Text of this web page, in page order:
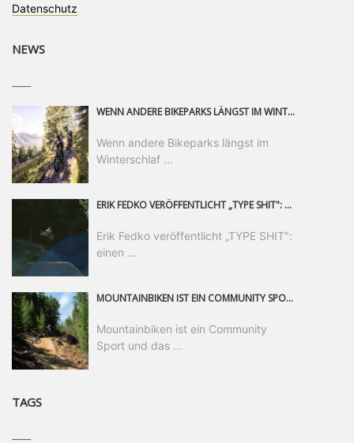
Datenschutz
NEWS
WENN ANDERE BIKEPARKS LÄNGST IM WINTERSCHLAF SIND, IST MAN IN SAALFELDEN LEOGANG IMMER NOCH AM MOUNTAINBIKEN. IST DER HERBST DIE SCHÖNSTE ZEIT DES JAHRES? AUF DEN TRAILS RUND UM SAALFELDEN LEOGANG UND IM EPIC BIKEPARK LEOGANG IST ER DAS AUF JEDEN FALL – UND DIE GEFÜHLT DIE LÄNGSTE NOCH DAZU. NOCH BIS MINDESTENS 8. NOVEMBER STEHT DAS PINZGAUER MOUNTAINBIKE-PARADIES ALLEN RIDERN OFFEN, DIE EINFACH NICHT GENUG KRIEGEN KÖNNEN. DABEI HÄLT DIE GOLDENE JAHRESZEIT IN SAALFELDEN LEOGANG WEIT MEHR ALS LINES, TRAILS UND HERBSTPANORAMEN BEREIT: MIT DEM BIKE FESTIVAL, VERSCHIEDENEN LADIES SHRED EVENTS UND EINEM DIE GESAMTE SAISON ANDAUERNDEN PHOTO CONTEST ZUM 25-JÄHRIGEN BIKEPARK-JUBILÄUM GIBT ES RUND UM ÖSTERREICHS ÄLTESTEN BIKEPARK EINIGES ZU ERLEBEN.
Wenn andere Bikeparks längst im
Winterschlaf ...
ERIK FEDKO VERÖFFENTLICHT „TYPE SHIT": EINEN 23-MINÜTIGEN MOUNTAINBIKE-FILM, ÜBER DREI JAHRE RUND UM DIE WELT GEDREHT. ZEITGLEICH LAUNCHT ER DIE GLEICHNAMIGE KOLLEKTION SEINER BRAND TYPE. EIN SEGMENT DES FILMS ERSCHEINT SEPARAT AUF RED BULL BIKE.
Erik Fedko veröffentlicht „TYPE SHIT":
einen ...
MOUNTAINBIKEN IST EIN COMMUNITY SPORT UND DAS BEWEIST SICH IN DER BIKE REPUBLIC SÖLDEN GERADE EINDRUCKSVOLL AUF ALLEN LEVELN. FREERIDE PROFI, SHAPERIN UND FRISCH GEWÄHLTE SWATCH NINES MVP VERO SANDLER IST BEGEISTERT VON DER VIELFALT DER BIKE DESTINATION, DER NEUEN JUMPLINE UND PLÄDIERT FÜR MUT BEI (FRAUEN) COMMUNITIES. VERO UND IHR VERLOBTER SAM HODGES VERBRINGEN MEHRERE MONATE IN DER BIKE REPUBLIC UND LASSEN UNS DARAN TEILHABEN. UM COMMUNITY GEHT ES AUCH BEI DER PARTNERSCHAFT ZWISCHEN SÖLDEN UND DEM NEUEN RIDERS PARK DONOVALY IN DER SLOWAKEI: DER DORTIGE TOURISMUSDIREKTOR JIRI PEC IST ÜBERZEUGT: VON MEHR BIKEPARKS PROFITIERT DIE GANZE MTB-SZENE – UND MIT DOMINIK LINSER, GESCHÄFTSFÜHRER DER BRS, HAT ER DAMIT DEN PERFEKTEN PARTNER GEFUNDEN.
Mountainbiken ist ein Community
Sport und das ...
TAGS